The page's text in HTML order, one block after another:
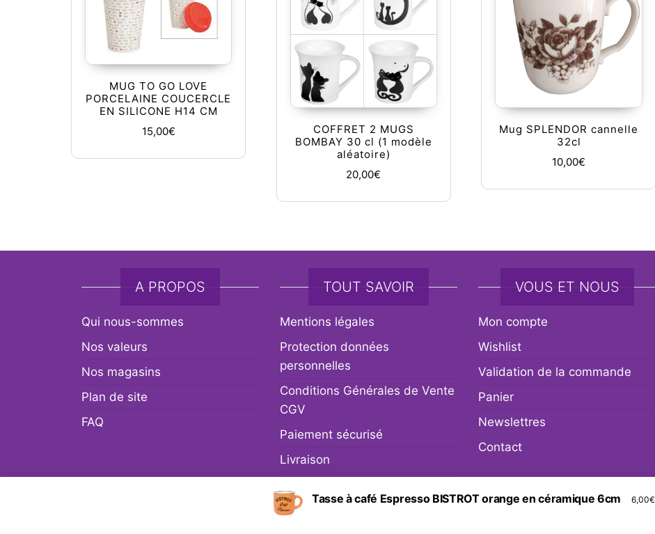
MUG TO GO LOVE
PORCELAINE COUCERCLE
EN SILICONE H14 CM
15,00€
COFFRET 2 MUGS
BOMBAY 30 cl (1 modèle
aléatoire)
20,00€
Mug SPLENDOR cannelle
32cl
10,00€
A PROPOS
Qui nous-sommes
Nos valeurs
Nos magasins
Plan de site
FAQ
TOUT SAVOIR
Mentions légales
Protection données
personnelles
Conditions Générales de Vente
CGV
Paiement sécurisé
Livraison
VOUS ET NOUS
Mon compte
Wishlist
Validation de la commande
Panier
Newslettres
Contact
Tasse à café Espresso BISTROT orange en céramique 6cm 6,00€